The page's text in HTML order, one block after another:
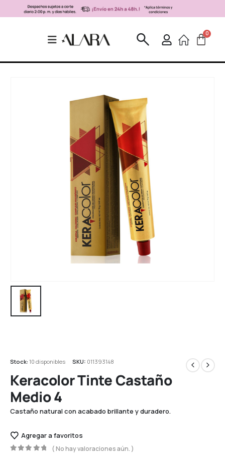
Stock: 10 disponibles SKU: 011393148
Keracolor Tinte Castaño
Medio 4
Castaño natural con acabado brillante y duradero.
Agregar a favoritos
( No hay valoraciones aún. )